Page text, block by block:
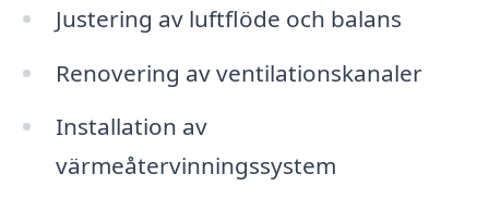
Justering av luftflöde och balans
Renovering av ventilationskanaler
Installation av
värmeåtervinningssystem